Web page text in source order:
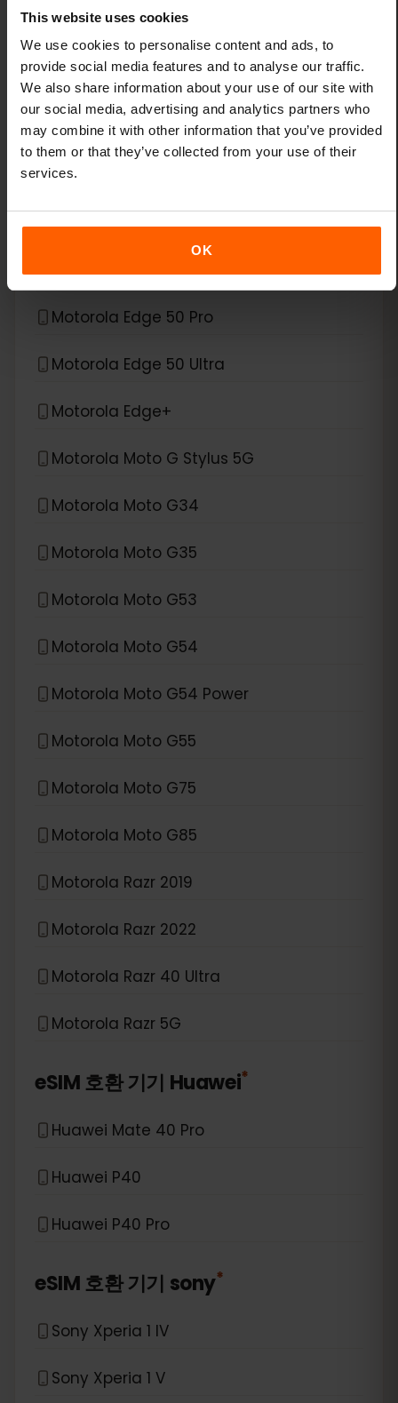
This website uses cookies
We use cookies to personalise content and ads, to
provide social media features and to analyse our traffic.
We also share information about your use of our site with
our social media, advertising and analytics partners who
may combine it with other information that you’ve provided
to them or that they’ve collected from your use of their
services.
OK
eSIM 호환 기기 Motorola
Motorola Edge 40 Neo
Motorola Edge 40 Pro
Motorola Edge 50
Motorola Edge 50 Fusion
Motorola Edge 50 Neo
Motorola Edge 50 Pro
Motorola Edge 50 Ultra
Motorola Edge+
Motorola Moto G Stylus 5G
Motorola Moto G34
Motorola Moto G35
Motorola Moto G53
Motorola Moto G54
Motorola Moto G54 Power
Motorola Moto G55
Motorola Moto G75
Motorola Moto G85
Motorola Razr 2019
Motorola Razr 2022
Motorola Razr 40 Ultra
Motorola Razr 5G
eSIM 호환 기기 Huawei*
Huawei Mate 40 Pro
Huawei P40
Huawei P40 Pro
eSIM 호환 기기 sony*
Sony Xperia 1 IV
Sony Xperia 1 V